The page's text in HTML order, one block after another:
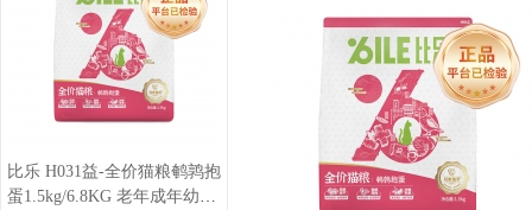
比乐 H031益-全价猫粮鹌鹑抱
蛋1.5kg/6.8KG 老年成年幼年